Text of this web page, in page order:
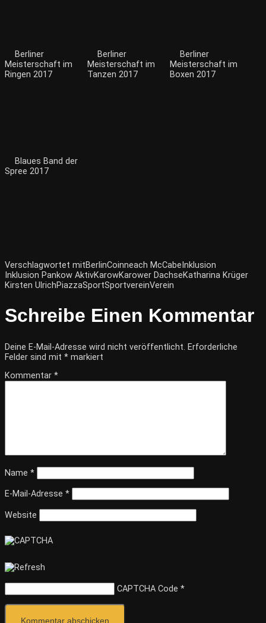
Berliner
Meisterschaft im
Ringen 2017
Berliner
Meisterschaft im
Tanzen 2017
Berliner
Meisterschaft im
Boxen 2017
Blaues Band der
Spree 2017
Verschlagwortet mitBerlinCoinneach McCabe Inklusion
Inklusion Pankow AktivKarowKarower DachseKatharina Krüger
Kirsten UlrichPiazzaSportSportvereinVerein
Schreibe Einen Kommentar
Deine E-Mail-Adresse wird nicht veröffentlicht. Erforderliche
Felder sind mit * markiert
Kommentar *
Name *
E-Mail-Adresse *
Website
CAPTCHA Code *